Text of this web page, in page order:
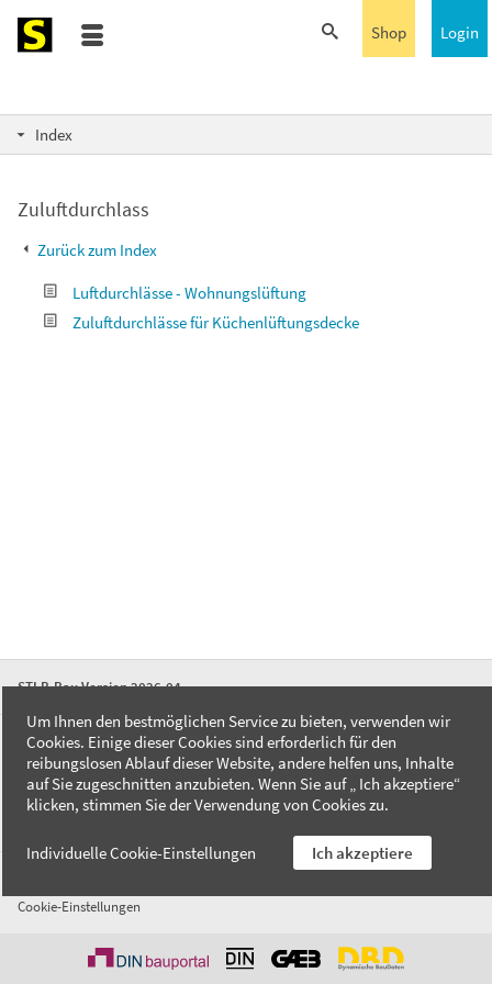
Login
Shop
Index
Zuluftdurchlass
Zurück zum Index
Luftdurchlässe - Wohnungslüftung
Zuluftdurchlässe für Küchenlüftungsdecke
STLB-Bau Version 2026-04
FAQ
Kontakt
Datenschutzerklärung
Cookie-Einstellungen
Um Ihnen den bestmöglichen Service zu bieten, verwenden wir
Cookies. Einige dieser Cookies sind erforderlich für den
reibungslosen Ablauf dieser Website, andere helfen uns, Inhalte
auf Sie zugeschnitten anzubieten. Wenn Sie auf „ Ich akzeptiere“
klicken, stimmen Sie der Verwendung von Cookies zu.
Individuelle Cookie-Einstellungen Ich akzeptiere